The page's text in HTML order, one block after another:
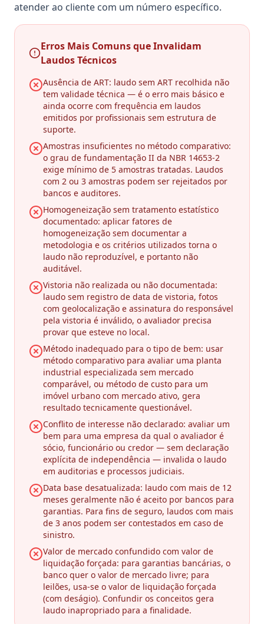
atender ao cliente com um número específico.
Erros Mais Comuns que Invalidam
Laudos Técnicos
Ausência de ART: laudo sem ART recolhida não
tem validade técnica — é o erro mais básico e
ainda ocorre com frequência em laudos
emitidos por profissionais sem estrutura de
suporte.
Amostras insuficientes no método comparativo:
o grau de fundamentação II da NBR 14653-2
exige mínimo de 5 amostras tratadas. Laudos
com 2 ou 3 amostras podem ser rejeitados por
bancos e auditores.
Homogeneização sem tratamento estatístico
documentado: aplicar fatores de
homogeneização sem documentar a
metodologia e os critérios utilizados torna o
laudo não reproduzível, e portanto não
auditável.
Vistoria não realizada ou não documentada:
laudo sem registro de data de vistoria, fotos
com geolocalização e assinatura do responsável
pela vistoria é inválido, o avaliador precisa
provar que esteve no local.
Método inadequado para o tipo de bem: usar
método comparativo para avaliar uma planta
industrial especializada sem mercado
comparável, ou método de custo para um
imóvel urbano com mercado ativo, gera
resultado tecnicamente questionável.
Conflito de interesse não declarado: avaliar um
bem para uma empresa da qual o avaliador é
sócio, funcionário ou credor — sem declaração
explícita de independência — invalida o laudo
em auditorias e processos judiciais.
Data base desatualizada: laudo com mais de 12
meses geralmente não é aceito por bancos para
garantias. Para fins de seguro, laudos com mais
de 3 anos podem ser contestados em caso de
sinistro.
Valor de mercado confundido com valor de
liquidação forçada: para garantias bancárias, o
banco quer o valor de mercado livre; para
leilões, usa-se o valor de liquidação forçada
(com deságio). Confundir os conceitos gera
laudo inapropriado para a finalidade.